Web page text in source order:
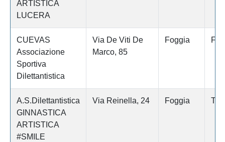
ARTISTICA
LUCERA
CUEVAS
Associazione
Sportiva
Dilettantistica
Via De Viti De
Marco, 85
Foggia
A.S.Dilettantistica
GINNASTICA
ARTISTICA
#SMILE
Via Reinella, 24 Foggia